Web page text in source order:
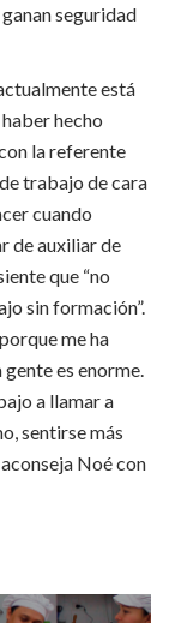
seguridad
está
hecho
la referente
trabajo de cara
cuando
de auxiliar de
que “no
sin formación”.
me ha
es enorme.
a llamar a
sentirse más
Noé con